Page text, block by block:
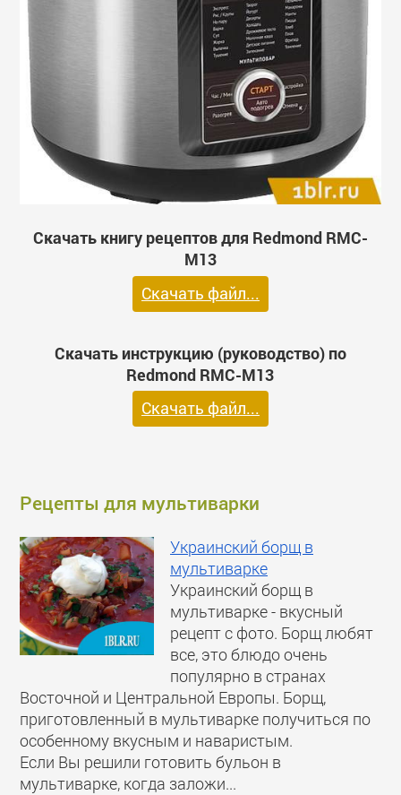
Скачать книгу рецептов для Redmond RMC-
M13
Скачать файл...
Скачать инструкцию (руководство) по
Redmond RMC-M13
Скачать файл...
Рецепты для мультиварки
Украинский борщ в
мультиварке
Украинский борщ в
мультиварке - вкусный
рецепт с фото. Борщ любят
все, это блюдо очень
популярно в странах
Восточной и Центральной Европы. Борщ,
приготовленный в мультиварке получиться по
особенному вкусным и наваристым.
Если Вы решили готовить бульон в
мультиварке, когда заложи...